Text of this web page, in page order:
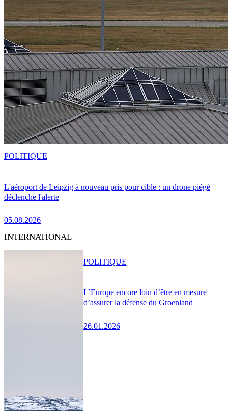
L'aéroport de Leipzig à nouveau pris pour cible : un drone piégé
déclenche l'alerte
05.08.2026
POLITIQUE
INTERNATIONAL
L’Europe encore loin d’être en mesure
d’assurer la défense du Groenland
26.01.2026
POLITIQUE